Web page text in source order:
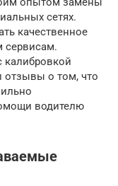
сетях.
качественное
сервисам.
отзывы о том, что
водителю